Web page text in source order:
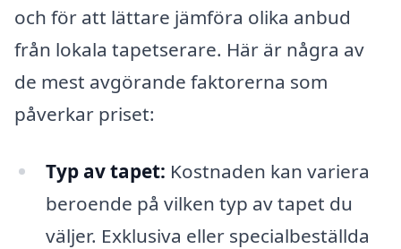
och för att lättare jämföra olika anbud
från lokala tapetserare. Här är några av
de mest avgörande faktorerna som
påverkar priset:
Typ av tapet: Kostnaden kan variera
beroende på vilken typ av tapet du
väljer. Exklusiva eller specialbeställda